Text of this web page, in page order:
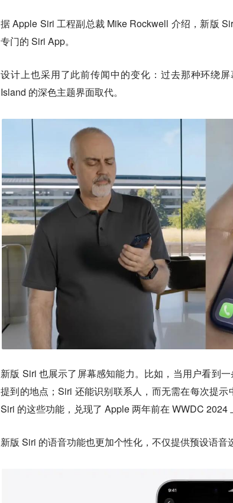
据 Apple Siri 工程副总裁 Mike Rockwell 介绍，新版
专门的 Siri App。
设计上也采用了此前传闻中的变化：过去那种环绕
Island 的深色主题界面取代。
新版 Siri 也展示了屏幕感知能力。比如，当用户看到
提到的地点；Siri 还能识别联系人，而无需在每次提
Siri 的这些功能，兑现了 Apple 两年前在 WWDC 2024
新版 Siri 的语音功能也更加个性化，不仅提供预设语音